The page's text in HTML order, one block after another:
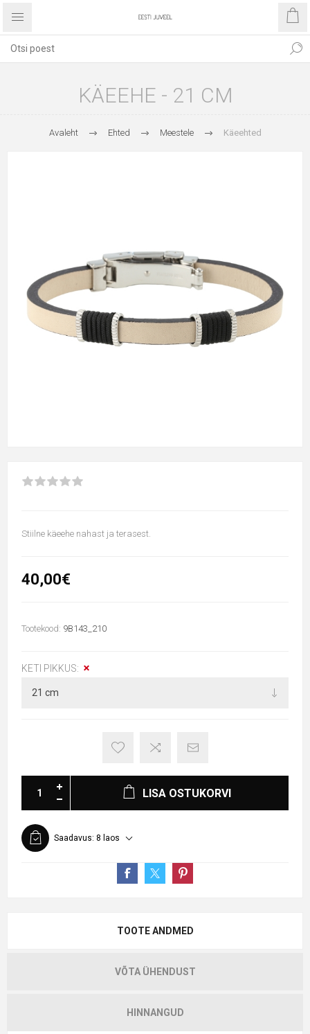
KÄEEHE - 21 CM
Avaleht Ehted Meestele Käeehted
Stiilne käeehe nahast ja terasest.
40,00€
Tootekood: 9B143_210
KETI PIKKUS:
LISA OSTUKORVI
Saadavus: 8 laos
TOOTE ANDMED
VÕTA ÜHENDUST
HINNANGUD